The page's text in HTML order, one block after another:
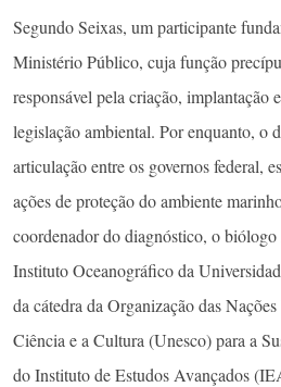
Segundo Seixas, um participante
Ministério Público, cuja função
responsável pela criação, implantação
legislação ambiental. Por enquanto, o
articulação entre os governos federal,
ações de proteção do ambiente
coordenador do diagnóstico, o
Instituto Oceanográfico da
da cátedra da Organização das
Ciência e a Cultura (Unesco) para a
do Instituto de Estudos Avançados